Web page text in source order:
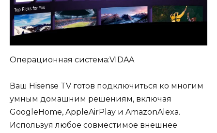
Операционная система:VIDAA
Ваш Hisense TV готов подключиться ко многим
умным домашним решениям, включая
GoogleHome, AppleAirPlay и AmazonAlexa.
Используя любое совместимое внешнее